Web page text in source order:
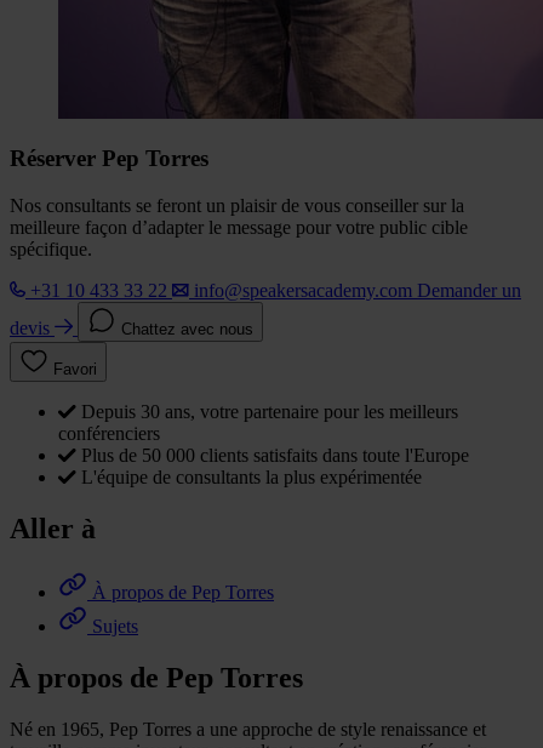
Réserver Pep Torres
Nos consultants se feront un plaisir de vous conseiller sur la
meilleure façon d’adapter le message pour votre public cible
spécifique.
+31 10 433 33 22
info@speakersacademy.com Demander un
devis
Chattez avec nous
Favori
Depuis 30 ans, votre partenaire pour les meilleurs
conférenciers
Plus de 50 000 clients satisfaits dans toute l'Europe
L'équipe de consultants la plus expérimentée
Aller à
À propos de Pep Torres
Sujets
À propos de Pep Torres
Né en 1965, Pep Torres a une approche de style renaissance et